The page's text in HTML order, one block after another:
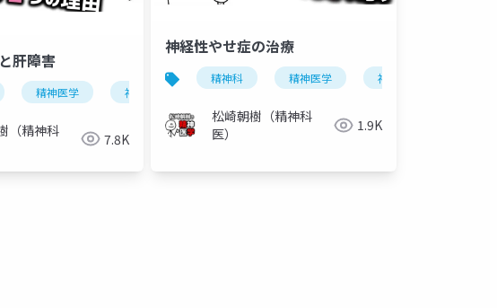
欲症 拒食症
障害 神経性無食欲症 神経性食思不振症 拒食症
肝障害
精神医学 神経性やせ症 肝障害 拒食症
（精神科
7.8K
神経性やせ症の治療
精神科 精神医学 神経性やせ症
松崎朝樹（精神科
医）
1.9K